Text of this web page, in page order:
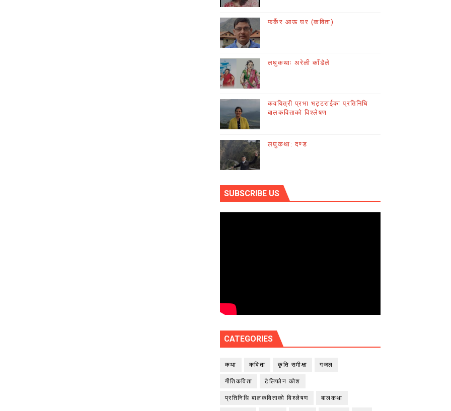
फर्केर आऊ घर (कविता)
लघुकथाः अरेली काँडैले
कवयित्री प्रभा भट्टराईका प्रतिनिधि
बालकविताको विश्लेषण
लघुकथा: दण्ड
SUBSCRIBE US
CATEGORIES
कथा कविता कृति समीक्षा गजल
गीतिकविता टेलिफोन कोश
प्रतिनिधि बालकविताको विश्लेषण बालकथा